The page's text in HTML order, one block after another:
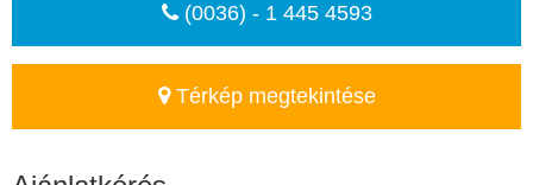
(0036) - 1 445 4593
Térkép megtekintése